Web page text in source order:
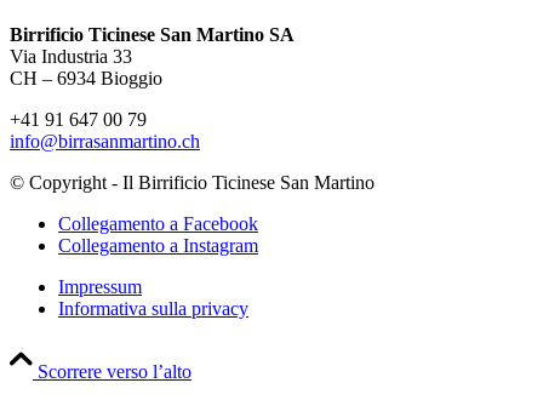
Birrificio Ticinese San Martino SA
Via Industria 33
CH – 6934 Bioggio
+41 91 647 00 79
info@birrasanmartino.ch
© Copyright - Il Birrificio Ticinese San Martino
Collegamento a Facebook
Collegamento a Instagram
Impressum
Informativa sulla privacy
Scorrere verso l’alto